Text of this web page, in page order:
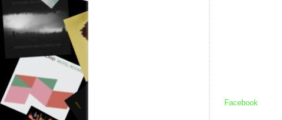
Facebook